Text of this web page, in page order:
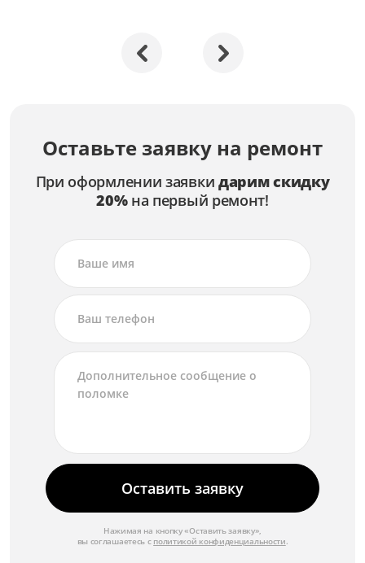
Оставьте заявку на ремонт
При оформлении заявки дарим скидку
20%на первый ремонт!
Оставить заявку
Нажимая на кнопку «Оставить заявку»,
вы соглашаетесь с политикой конфиденциальности.